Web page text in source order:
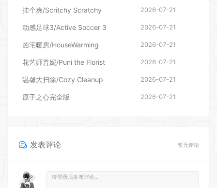
挂个爽/Scritchy Scratchy 2026-07-21
动感足球3/Active Soccer 3 2026-07-21
凶宅暖房/HouseWarming 2026-07-21
花艺师普妮/Puni the Florist 2026-07-21
温馨大扫除/Cozy Cleanup 2026-07-21
原子之心完全版 2026-07-21
发表评论 暂无评论